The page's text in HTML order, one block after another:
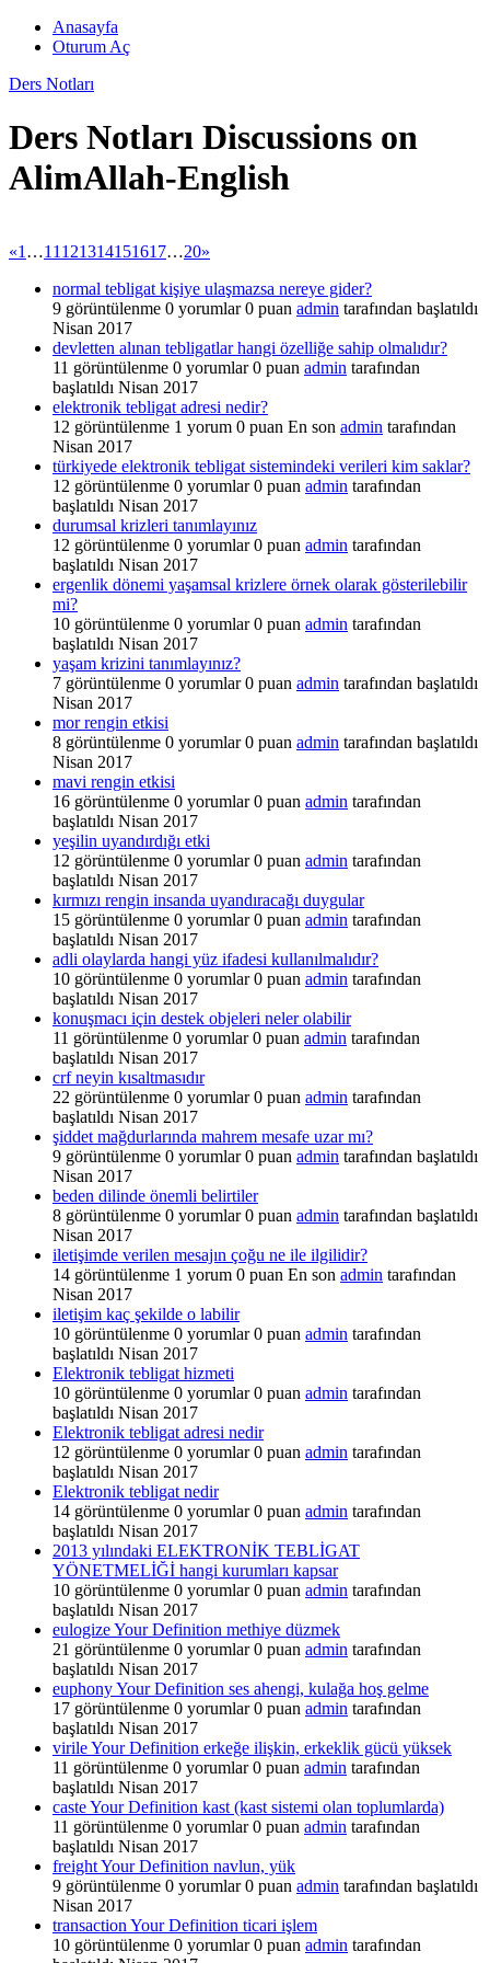
Anasayfa
Oturum Aç
Ders Notları
Ders Notları Discussions on
AlimAllah-English
«1 …11 121314151617…20»
normal tebligat kişiye ulaşmazsa nereye gider?
9 görüntülenme 0 yorumlar 0 puan admin tarafından başlatıldı
Nisan 2017
devletten alınan tebligatlar hangi özelliğe sahip olmalıdır?
11 görüntülenme 0 yorumlar 0 puan admin tarafından
başlatıldı Nisan 2017
elektronik tebligat adresi nedir?
12 görüntülenme 1 yorum 0 puan En son admin tarafından
Nisan 2017
türkiyede elektronik tebligat sistemindeki verileri kim saklar?
12 görüntülenme 0 yorumlar 0 puan admin tarafından
başlatıldı Nisan 2017
durumsal krizleri tanımlayınız
12 görüntülenme 0 yorumlar 0 puan admin tarafından
başlatıldı Nisan 2017
ergenlik dönemi yaşamsal krizlere örnek olarak gösterilebilir
mi?
10 görüntülenme 0 yorumlar 0 puan admin tarafından
başlatıldı Nisan 2017
yaşam krizini tanımlayınız?
7 görüntülenme 0 yorumlar 0 puan admin tarafından başlatıldı
Nisan 2017
mor rengin etkisi
8 görüntülenme 0 yorumlar 0 puan admin tarafından başlatıldı
Nisan 2017
mavi rengin etkisi
16 görüntülenme 0 yorumlar 0 puan admin tarafından
başlatıldı Nisan 2017
yeşilin uyandırdığı etki
12 görüntülenme 0 yorumlar 0 puan admin tarafından
başlatıldı Nisan 2017
kırmızı rengin insanda uyandıracağı duygular
15 görüntülenme 0 yorumlar 0 puan admin tarafından
başlatıldı Nisan 2017
adli olaylarda hangi yüz ifadesi kullanılmalıdır?
10 görüntülenme 0 yorumlar 0 puan admin tarafından
başlatıldı Nisan 2017
konuşmacı için destek objeleri neler olabilir
11 görüntülenme 0 yorumlar 0 puan admin tarafından
başlatıldı Nisan 2017
crf neyin kısaltmasıdır
22 görüntülenme 0 yorumlar 0 puan admin tarafından
başlatıldı Nisan 2017
şiddet mağdurlarında mahrem mesafe uzar mı?
9 görüntülenme 0 yorumlar 0 puan admin tarafından başlatıldı
Nisan 2017
beden dilinde önemli belirtiler
8 görüntülenme 0 yorumlar 0 puan admin tarafından başlatıldı
Nisan 2017
iletişimde verilen mesajın çoğu ne ile ilgilidir?
14 görüntülenme 1 yorum 0 puan En son admin tarafından
Nisan 2017
iletişim kaç şekilde o labilir
10 görüntülenme 0 yorumlar 0 puan admin tarafından
başlatıldı Nisan 2017
Elektronik tebligat hizmeti
10 görüntülenme 0 yorumlar 0 puan admin tarafından
başlatıldı Nisan 2017
Elektronik tebligat adresi nedir
12 görüntülenme 0 yorumlar 0 puan admin tarafından
başlatıldı Nisan 2017
Elektronik tebligat nedir
14 görüntülenme 0 yorumlar 0 puan admin tarafından
başlatıldı Nisan 2017
2013 yılındaki ELEKTRONİK TEBLİGAT
YÖNETMELİĞİ hangi kurumları kapsar
10 görüntülenme 0 yorumlar 0 puan admin tarafından
başlatıldı Nisan 2017
eulogize Your Definition methiye düzmek
21 görüntülenme 0 yorumlar 0 puan admin tarafından
başlatıldı Nisan 2017
euphony Your Definition ses ahengi, kulağa hoş gelme
17 görüntülenme 0 yorumlar 0 puan admin tarafından
başlatıldı Nisan 2017
virile Your Definition erkeğe ilişkin, erkeklik gücü yüksek
11 görüntülenme 0 yorumlar 0 puan admin tarafından
başlatıldı Nisan 2017
caste Your Definition kast (kast sistemi olan toplumlarda)
11 görüntülenme 0 yorumlar 0 puan admin tarafından
başlatıldı Nisan 2017
freight Your Definition navlun, yük
9 görüntülenme 0 yorumlar 0 puan admin tarafından başlatıldı
Nisan 2017
transaction Your Definition ticari işlem
10 görüntülenme 0 yorumlar 0 puan admin tarafından